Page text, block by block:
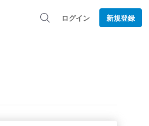
ログイン 新規登録